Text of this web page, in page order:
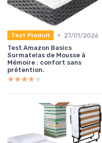
Test Produit •
27/01/2026
Test Amazon Basics
Surmatelas de Mousse à
Mémoire : confort sans
prétention.
★★★★★
★★★★★